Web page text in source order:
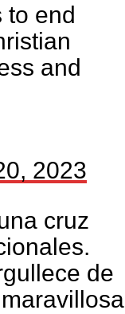
to end
and
2023
cruz
de